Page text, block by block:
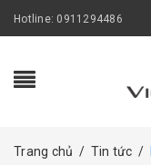
Hotline: 0911294486
Trang chủ / Tin tức /